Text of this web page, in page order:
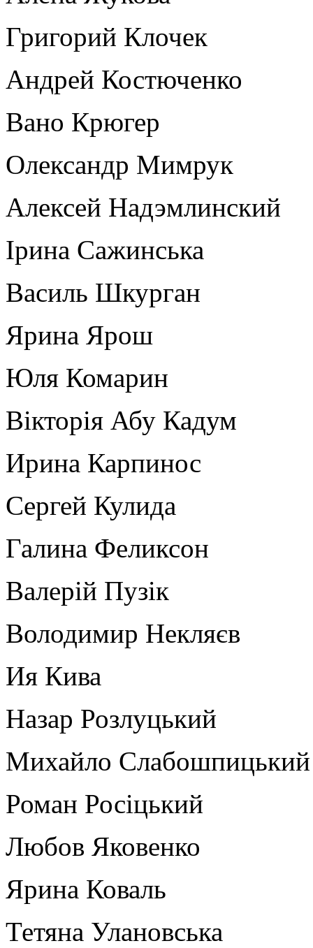
Григорий Клочек
Андрей Костюченко
Вано Крюгер
Олександр Мимрук
Алексей Надэмлинский
Ірина Сажинська
Василь Шкурган
Ярина Ярош
Юля Комарин
Вікторія Абу Кадум
Ирина Карпинос
Сергей Кулида
Галина Феликсон
Валерій Пузік
Володимир Некляєв
Ия Кива
Назар Розлуцький
Михайло Слабошпицький
Роман Росіцький
Любов Яковенко
Ярина Коваль
Тетяна Улановська